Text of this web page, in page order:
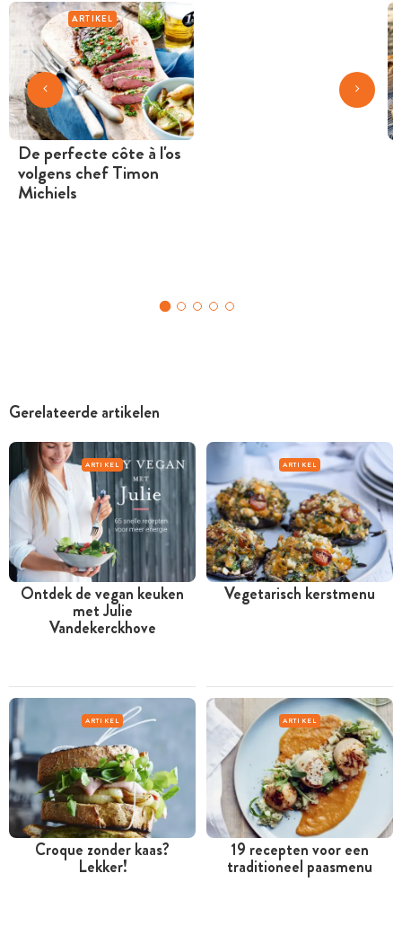
ARTIKEL
De perfecte côte à l'os
volgens chef Timon
Michiels
Gerelateerde artikelen
ARTIKEL
Ontdek de vegan keuken
met Julie
Vandekerckhove
ARTIKEL
Vegetarisch kerstmenu
ARTIKEL
Croque zonder kaas?
Lekker!
ARTIKEL
19 recepten voor een
traditioneel paasmenu